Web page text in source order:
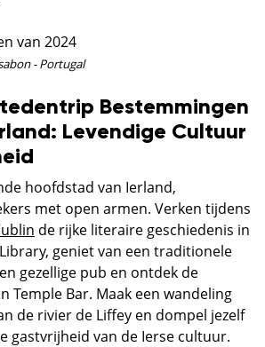
- Portugal
Bestemmingen
Levendige Cultuur
hoofdstad van Ierland,
met open armen. Verken tijdens
de rijke literaire geschiedenis in
geniet van een traditionele
gezellige pub en ontdek de
Temple Bar. Maak een wandeling
de rivier de Liffey en dompel jezelf
gastvrijheid van de Ierse cultuur.